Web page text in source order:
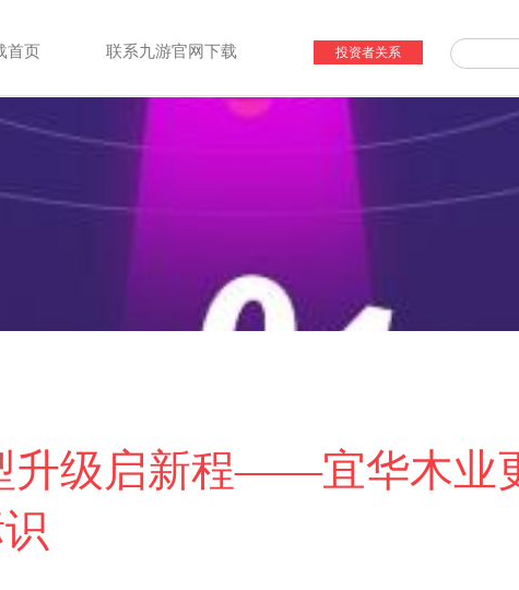
首页 联系九游官网下载 投资者关系
升级启新程——宜华木业